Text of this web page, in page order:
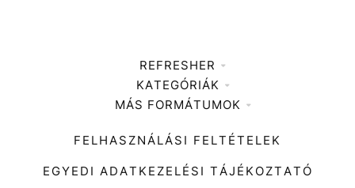
REFRESHER
Médiaajánlat
KATEGÓRIÁK
Zene
Divat
Kultúra
MÁS FORMÁTUMOK
FELHASZNÁLÁSI FELTÉTELEK
EGYEDI ADATKEZELÉSI TÁJÉKOZTATÓ